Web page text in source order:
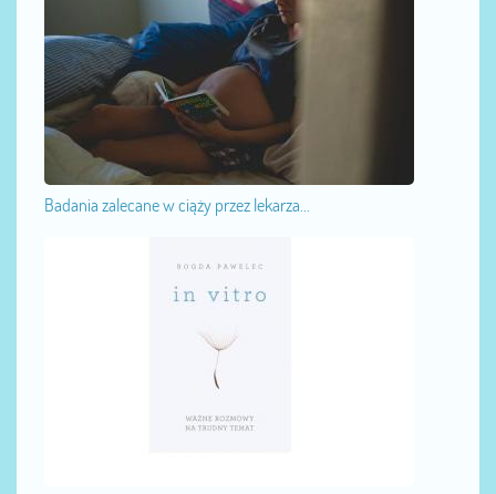
Badania zalecane w ciąży przez lekarza...